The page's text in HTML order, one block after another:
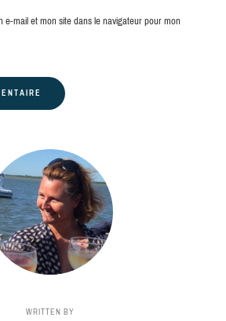
mail et mon site dans le navigateur pour mon
WRITTEN BY